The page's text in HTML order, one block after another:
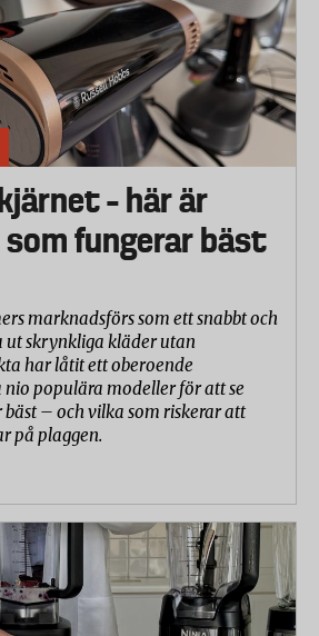
– här är
fungerar bäst
marknadsförs som ett snabbt och
ut skrynkliga kläder utan
har låtit ett oberoende
populära modeller för att se
– och vilka som riskerar att
på plaggen.